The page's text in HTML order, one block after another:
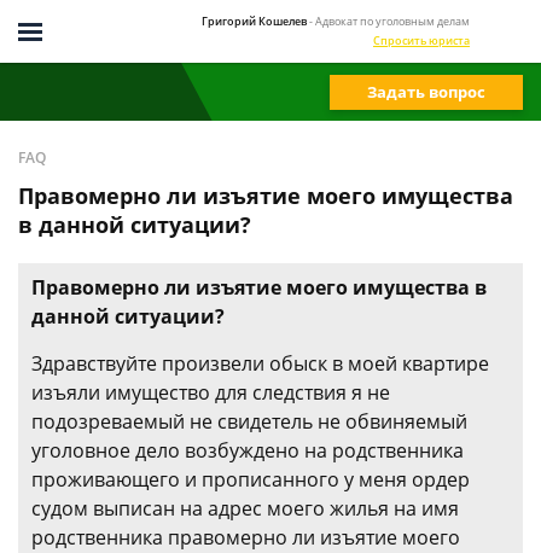
Григорий Кошелев- Адвокат по уголовным делам
Спросить юриста
Задать вопрос
FAQ
Правомерно ли изъятие моего имущества
в данной ситуации?
Правомерно ли изъятие моего имущества в
данной ситуации?
Здравствуйте произвели обыск в моей квартире
изъяли имущество для следствия я не
подозреваемый не свидетель не обвиняемый
уголовное дело возбуждено на родственника
проживающего и прописанного у меня ордер
судом выписан на адрес моего жилья на имя
родственника правомерно ли изъятие моего